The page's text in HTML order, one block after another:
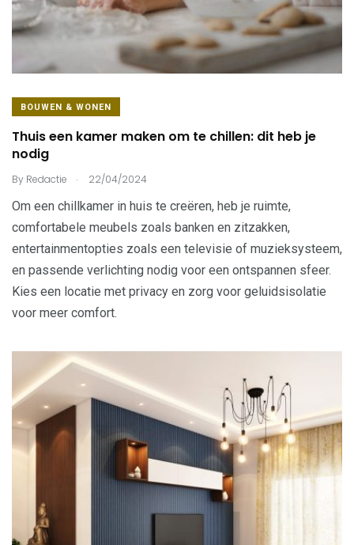
BOUWEN & WONEN
Thuis een kamer maken om te chillen: dit heb je
nodig
By Redactie . 22/04/2024
Om een ​​chillkamer in huis te creëren, heb je ruimte,
comfortabele meubels zoals banken en zitzakken,
entertainmentopties zoals een televisie of muzieksysteem,
en passende verlichting nodig voor een ontspannen sfeer.
Kies een locatie met privacy en zorg voor geluidsisolatie
voor meer comfort.